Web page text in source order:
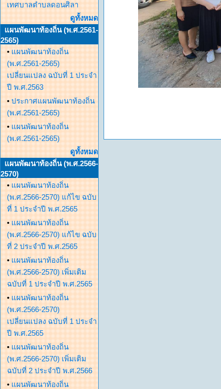
เทศบาลตำบลดอนศิลา
ดูทั้งหมด
แผนพัฒนาท้องถิ่น (พ.ศ.2561-
2565)
• แผนพัฒนาท้องถิ่น
(พ.ศ.2561-2565)
เปลี่ยนแปลง ฉบับที่ 1 ประจำ
ปี พ.ศ.2563
• ประกาศแผนพัฒนาท้องถิ่น
(พ.ศ.2561-2565)
• แผนพัฒนาท้องถิ่น
(พ.ศ.2561-2565)
ดูทั้งหมด
แผนพัฒนาท้องถิ่น (พ.ศ.2566-
2570)
• แผนพัฒนาท้องถิ่น
(พ.ศ.2566-2570) แก้ไข ฉบับ
ที่ 1 ประจำปี พ.ศ.2565
• แผนพัฒนาท้องถิ่น
(พ.ศ.2566-2570) แก้ไข ฉบับ
ที่ 2 ประจำปี พ.ศ.2565
• แผนพัฒนาท้องถิ่น
(พ.ศ.2566-2570) เพิ่มเติม
ฉบับที่ 1 ประจำปี พ.ศ.2565
• แผนพัฒนาท้องถิ่น
(พ.ศ.2566-2570)
เปลี่ยนแปลง ฉบับที่ 1 ประจำ
ปี พ.ศ.2565
• แผนพัฒนาท้องถิ่น
(พ.ศ.2566-2570) เพิ่มเติม
ฉบับที่ 2 ประจำปี พ.ศ.2566
• แผนพัฒนาท้องถิ่น